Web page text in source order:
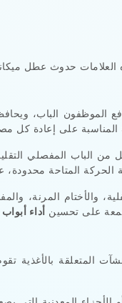
الموظفون الباب،
الباب المفصلي
والأختام المرنة،
على تحسين أداء
المتعلقة بالأغذية